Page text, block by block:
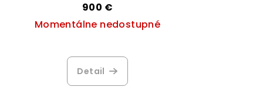
900 €
Momentálne nedostupné
hodnotenie
produktu
Detail